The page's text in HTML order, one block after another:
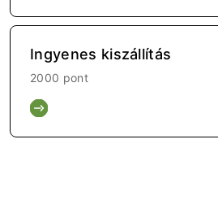
Ingyenes kiszállítás
2000 pont